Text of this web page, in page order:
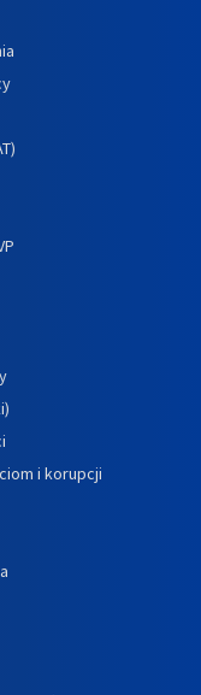
i korupcji